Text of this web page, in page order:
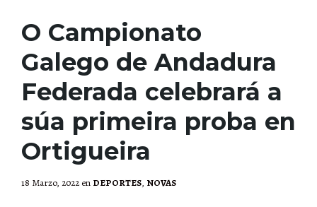
O Campionato
Galego de Andadura
Federada celebrará a
súa primeira proba en
Ortigueira
18 Marzo, 2022 en DEPORTES, NOVAS